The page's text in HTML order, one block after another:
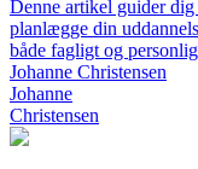
Denne artikel guider
planlægge din
både fagligt og
Johanne Christensen
Johanne
Christensen